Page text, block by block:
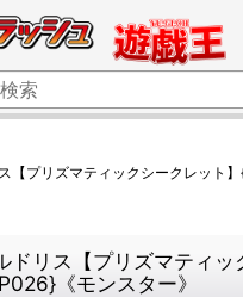
【プリズマティックシークレット
ドリス【プリズマティッ
《モンスター》